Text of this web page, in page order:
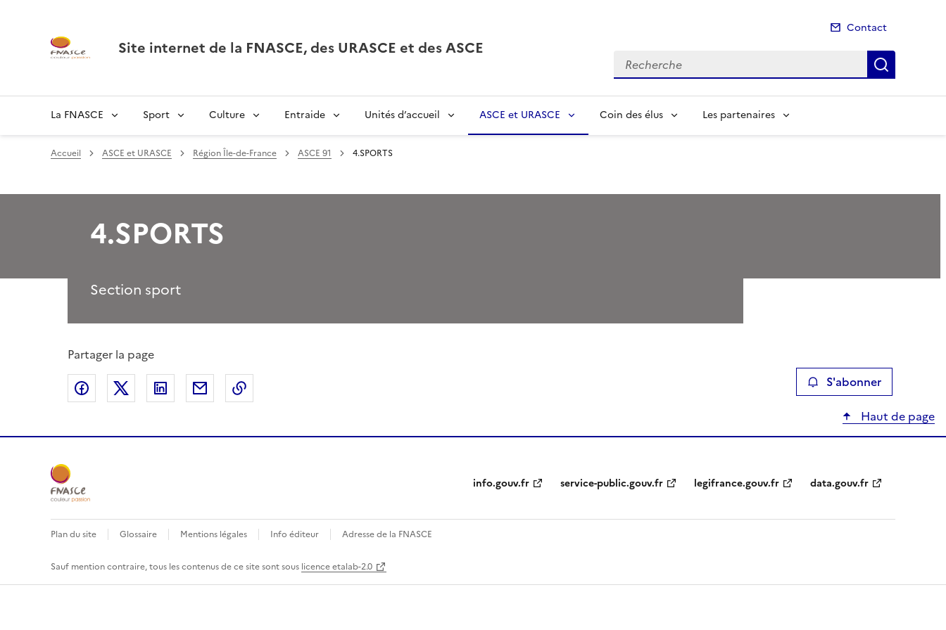
Site internet de la FNASCE, des URASCE et des ASCE
Contact
Recherche
La FNASCE Sport Culture Entraide Unités d’accueil ASCE et URASCE Coin des élus Les partenaires
Accueil ASCE et URASCE Région Île-de-France ASCE 91 4.SPORTS
4.SPORTS
Section sport
Partager la page
Partager sur Facebook
Partager sur XPartager sur LinkedIn
Partager par email S'abonner
Haut de page
info.gouv.fr service-public.gouv.fr legifrance.gouv.fr data.gouv.fr
Plan du site Glossaire Mentions légales Info éditeur Adresse de la FNASCE
Sauf mention contraire, tous les contenus de ce site sont sous licence etalab-2.0